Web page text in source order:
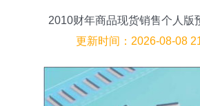
2010财年商品现货销售个人版
更新时间：2026-08-08